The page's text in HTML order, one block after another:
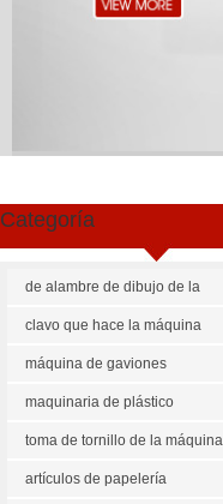
Categoría
de alambre de dibujo de la
máquina
clavo que hace la máquina
máquina de gaviones
maquinaria de plástico
toma de tornillo de la máquina
artículos de papelería